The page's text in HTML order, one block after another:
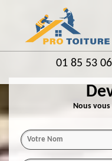
01 85 53
Nous vous